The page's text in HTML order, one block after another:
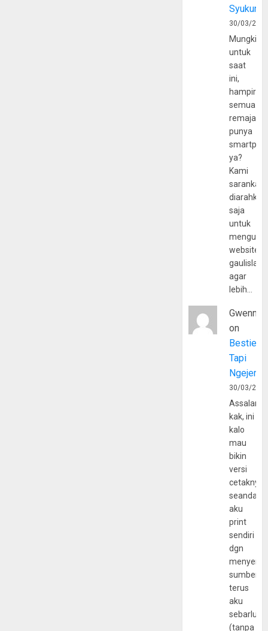
Syukur
30/03/
Mungkin
untuk
saat
ini,
hampir
semua
remaja
punya
ya?
Kami
sarankan,
diarahkan
saja
untuk
website
agar
lebih…
Gwenny
on
Bestie
Tapi
30/03/
kak, ini
kalo
mau
bikin
versi
cetaknya
aku
print
sendiri
dgn
sumber
terus
aku
(tanpa